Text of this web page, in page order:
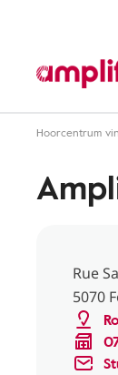
Hoorcentrum
Rue
5070